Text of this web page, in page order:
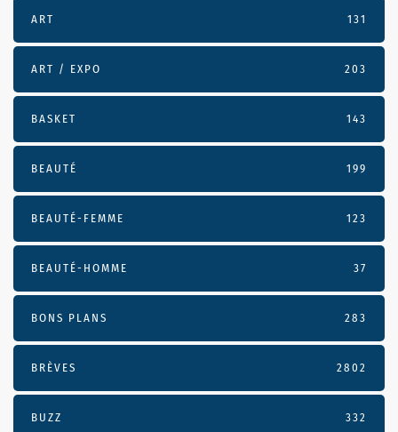
ART 131
ART / EXPO 203
BASKET 143
BEAUTÉ 199
BEAUTÉ-FEMME 123
BEAUTÉ-HOMME 37
BONS PLANS 283
BRÈVES 2802
BUZZ 332